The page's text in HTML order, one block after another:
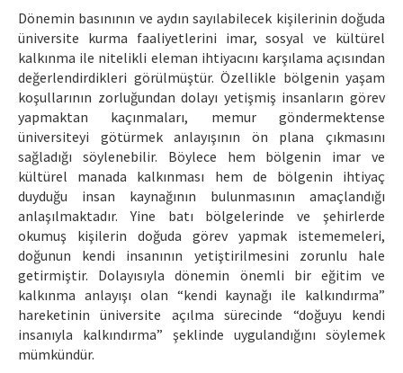
Dönemin basınının ve aydın sayılabilecek kişilerinin doğuda
üniversite kurma faaliyetlerini imar, sosyal ve kültürel
kalkınma ile nitelikli eleman ihtiyacını karşılama açısından
değerlendirdikleri görülmüştür. Özellikle bölgenin yaşam
koşullarının zorluğundan dolayı yetişmiş insanların görev
yapmaktan kaçınmaları, memur göndermektense
üniversiteyi götürmek anlayışının ön plana çıkmasını
sağladığı söylenebilir. Böylece hem bölgenin imar ve
kültürel manada kalkınması hem de bölgenin ihtiyaç
duyduğu insan kaynağının bulunmasının amaçlandığı
anlaşılmaktadır. Yine batı bölgelerinde ve şehirlerde
okumuş kişilerin doğuda görev yapmak istememeleri,
doğunun kendi insanının yetiştirilmesini zorunlu hale
getirmiştir. Dolayısıyla dönemin önemli bir eğitim ve
kalkınma anlayışı olan “kendi kaynağı ile kalkındırma”
hareketinin üniversite açılma sürecinde “doğuyu kendi
insanıyla kalkındırma” şeklinde uygulandığını söylemek
mümkündür.